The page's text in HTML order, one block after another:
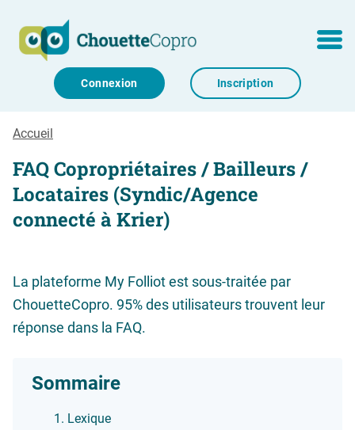
MENU
Connexion Inscription
Accueil
FAQ Copropriétaires / Bailleurs /
Locataires (Syndic/Agence
connecté à Krier)
La plateforme My Folliot est sous-traitée par
ChouetteCopro. 95% des utilisateurs trouvent leur
réponse dans la FAQ.
Sommaire
Lexique